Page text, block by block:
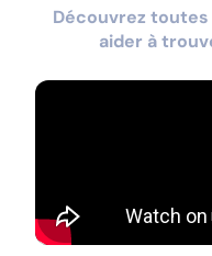
Découvrez
aider à